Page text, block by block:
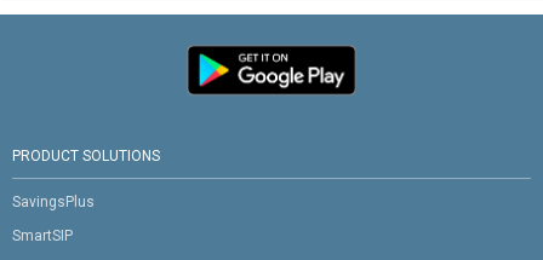
PRODUCT SOLUTIONS
SavingsPlus
SmartSIP